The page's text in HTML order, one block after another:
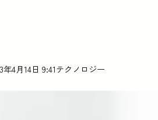
年4月14日 9:41テクノロジー